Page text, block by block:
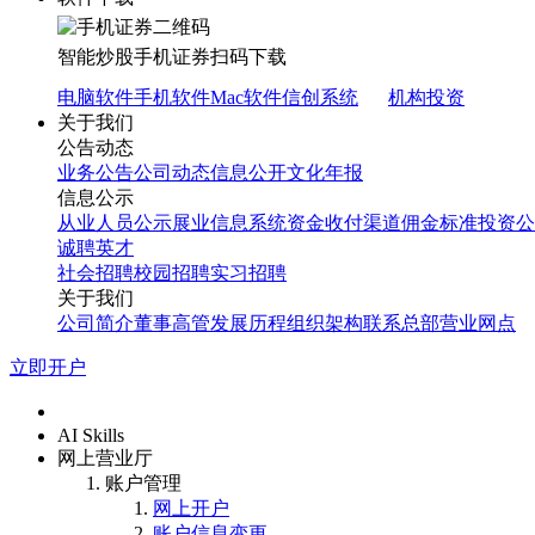
智能炒股手机证券扫码下载
电脑软件手机软件Mac软件信创系统
机构投资
关于我们
公告动态
业务公告公司动态信息公开文化年报
信息公示
从业人员公示展业信息系统资金收付渠道佣金标准投资
诚聘英才
社会招聘校园招聘实习招聘
关于我们
公司简介董事高管发展历程组织架构联系总部营业网点
立即开户
AI Skills
网上营业厅
账户管理
网上开户